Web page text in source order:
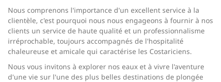
Nous comprenons l'importance d'un excellent service à la
clientèle, c'est pourquoi nous nous engageons à fournir à nos
clients un service de haute qualité et un professionnalisme
irréprochable, toujours accompagnés de l'hospitalité
chaleureuse et amicale qui caractérise les Costariciens.
Nous vous invitons à explorer nos eaux et à vivre l'aventure
d'une vie sur l'une des plus belles destinations de plongée